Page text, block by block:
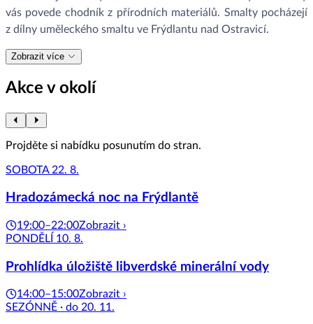
vás povede chodník z přírodních materiálů. Smalty pocházejí
z dílny uměleckého smaltu ve Frýdlantu nad Ostravicí.
Zobrazit více
Akce v okolí
Projděte si nabídku posunutím do stran.
SOBOTA 22. 8.
Hradozámecká noc na Frýdlantě
19:00–22:00Zobrazit ›
PONDĚLÍ 10. 8.
Prohlídka úložiště libverdské minerální vody
14:00–15:00Zobrazit ›
SEZÓNNĚ · do 20. 11.